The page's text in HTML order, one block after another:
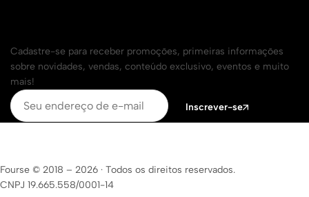
Cadastre-se para receber promoções, primeiras informações
sobre novidades, vendas, conteúdo exclusivo, eventos e muito
mais!
Inscrever-se
Fourse © 2018 – 2026 · Todos os direitos reservados.
CNPJ 19.665.558/0001-14